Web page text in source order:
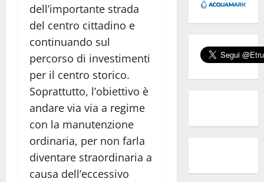
dell’importante strada
del centro cittadino e
continuando sul
percorso di investimenti
per il centro storico.
Soprattutto, l’obiettivo è
andare via via a regime
con la manutenzione
ordinaria, per non farla
diventare straordinaria a
causa dell’eccessivo